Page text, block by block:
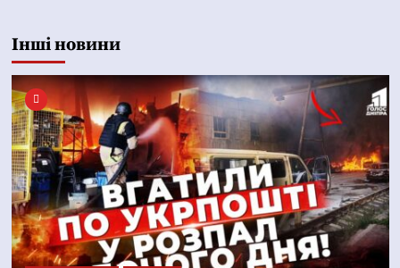
Інші новини